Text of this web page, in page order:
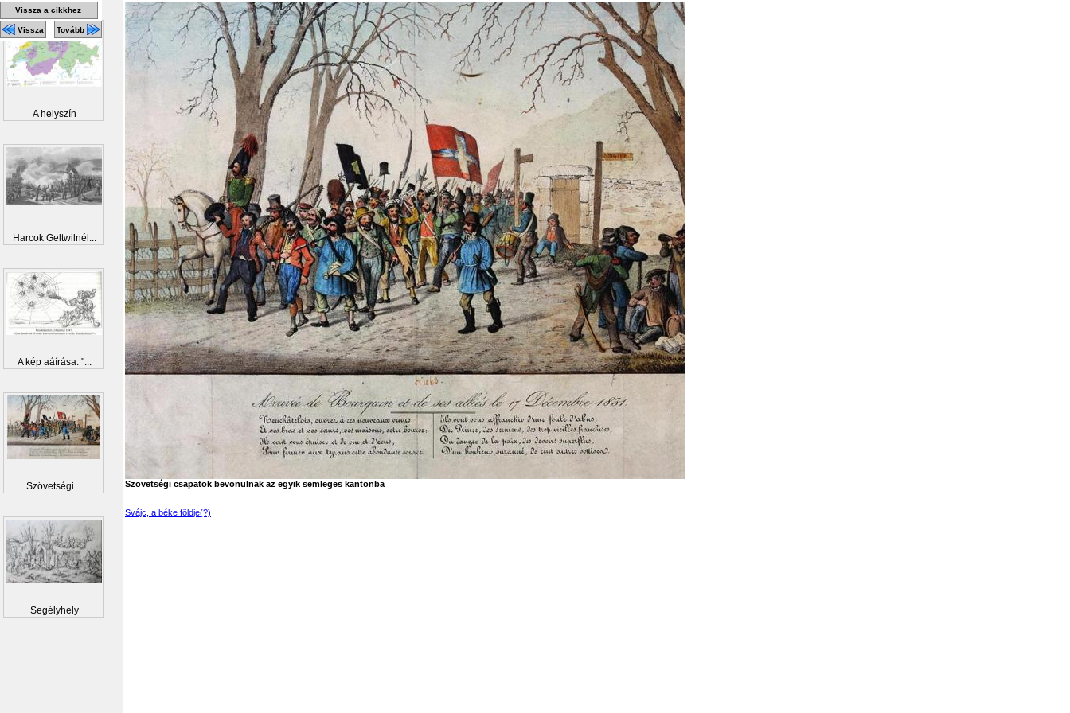
Szövetségi csapatok bevonulnak az egyik semleges kantonba
Svájc, a béke földje(?)
Vissza a cikkhez
Vissza Tovább
A helyszín
Harcok Geltwilnél...
A kép aáírása: "...
Szövetségi...
Segélyhely